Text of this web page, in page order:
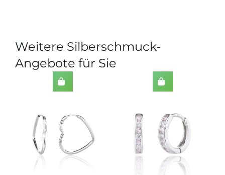
Weitere Silberschmuck-
Angebote für Sie